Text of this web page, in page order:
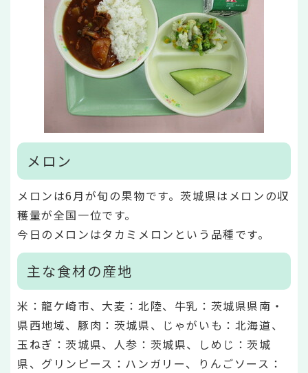
メロン
メロンは6月が旬の果物です。茨城県はメロンの収
穫量が全国一位です。
今日のメロンはタカミメロンという品種です。
主な食材の産地
米：龍ケ崎市、大麦：北陸、牛乳：茨城県県南・
県西地域、豚肉：茨城県、じゃがいも：北海道、
玉ねぎ：茨城県、人参：茨城県、しめじ：茨城
県、グリンピース：ハンガリー、りんごソース：